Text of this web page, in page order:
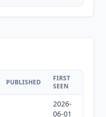
PUBLISHED
FIRST
SEEN
2026-
06-01